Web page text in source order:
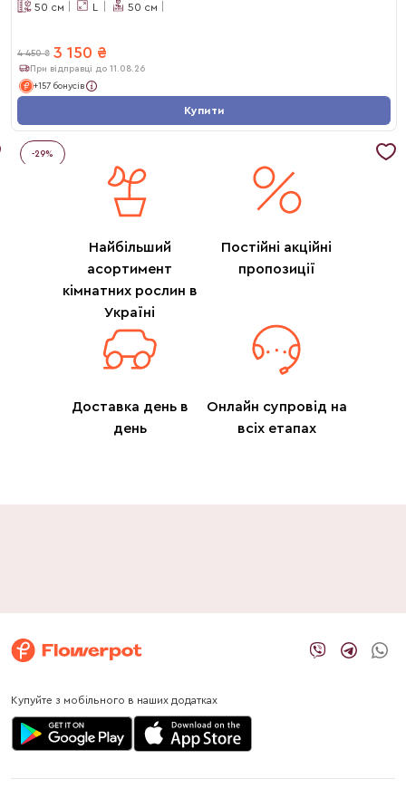
50 см L 50 см
4 450 ₴ 3 150 ₴
При відправці до 11.08.26
+157 бонусів
Купити
-29%
Найбільший
асортимент
кімнатних рослин в
Україні
Постійні акційні
пропозиції
Доставка день в
день
Онлайн супровід на
всіх етапах
Купуйте з мобільного в наших додатках